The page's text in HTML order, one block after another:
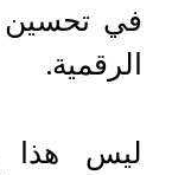
في تحسين
الرقمية.
ليس